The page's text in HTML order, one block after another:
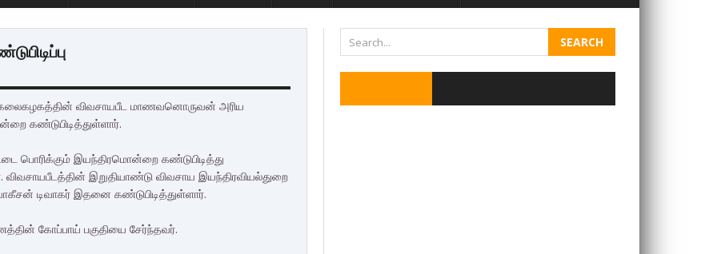
விவசாயபீட மாணவனொருவன் அரிய
கண்டுபிடித்துள்ளார்.
பொரிக்கும் இயந்திரமொன்றை கண்டுபிடித்து
விவசாயபீடத்தின் இறுதியாண்டு விவசாய இயந்திரவியல்துறை
டிவாகர் இதனை கண்டுபிடித்துள்ளார்.
கோப்பாய் பகுதியை சேர்ந்தவர்.